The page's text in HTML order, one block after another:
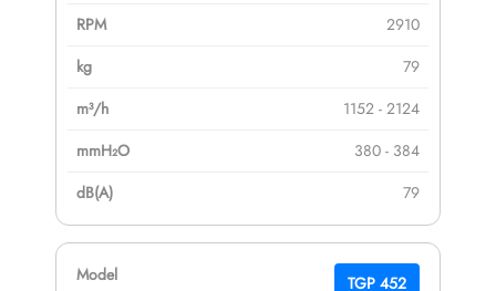
2910
79
1152 - 2124
380 - 384
79
TGP 452